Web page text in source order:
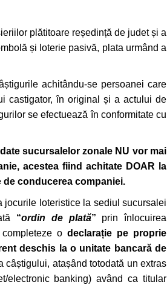
plătitoare reședință de judet și a
și loterie pasivă, plata urmând a
achitându-se persoanei care
castigator, în original și a actului de
se efectuează în conformitate cu
sucursalelor zonale NU vor mai
acestea fiind achitate DOAR la
conducerea companiei.
jocurile loteristice la sediul sucursalei
“ordin de plată” prin înlocuirea
completeze odeclarație pe proprie
deschis la o unitate bancară de
atașând totodată un extras
electronic banking) având ca titular